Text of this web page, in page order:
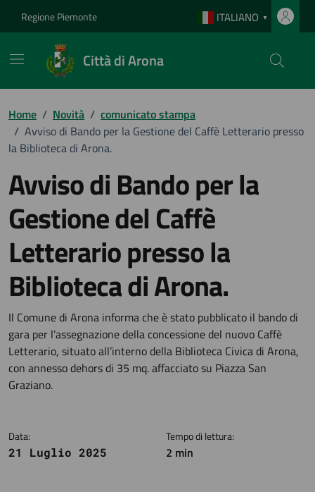
Regione Piemonte ITALIANO ▼
Città di Arona
Home / Novità / comunicato stampa
/ Avviso di Bando per la Gestione del Caffè Letterario presso
la Biblioteca di Arona.
Avviso di Bando per la
Gestione del Caffè
Letterario presso la
Biblioteca di Arona.
Dettagli della notizia
Il Comune di Arona informa che è stato pubblicato il bando di
gara per l’assegnazione della concessione del nuovo Caffè
Letterario, situato all’interno della Biblioteca Civica di Arona,
con annesso dehors di 35 mq. affacciato su Piazza San
Graziano.
Data:
21 Luglio 2025
Tempo di lettura:
2 min